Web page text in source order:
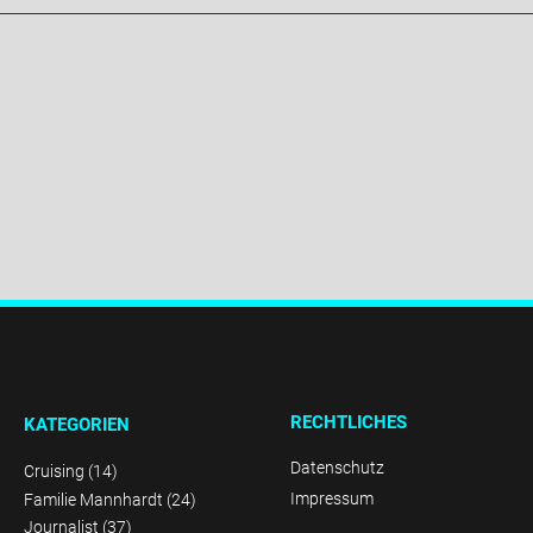
KATEGORIEN
Cruising (14)
Familie Mannhardt (24)
Journalist (37)
RECHTLICHES
Datenschutz
Impressum